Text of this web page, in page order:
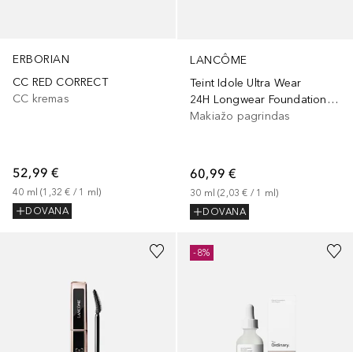
ERBORIAN
CC RED CORRECT
CC kremas
52,99 €
40 ml (1,32 € / 1 ml)
DOVANA
LANCÔME
Teint Idole Ultra Wear
24H Longwear Foundation SPF35
Makiažo pagrindas
60,99 €
30 ml (2,03 € / 1 ml)
DOVANA
-8%